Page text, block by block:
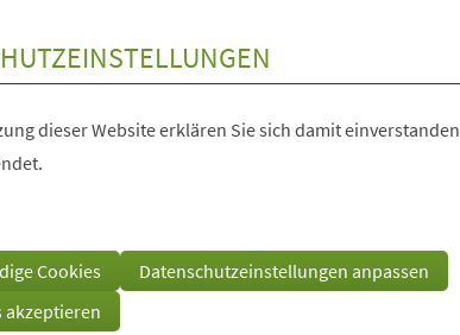
dieser Website erklären Sie sich damit
Cookies
Datenschutzeinstellungen anpassen
akzeptieren